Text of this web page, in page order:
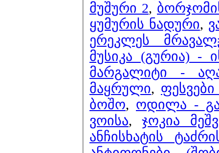
მუშური 2,
ყუმურის ნადური,
ერეკლეს
მუსიკა (გურია) -
მარგალიტი -
მაყრული,
ბოშო, ოდილა -
ვოისა, ჯოკია
ანჩისხატის